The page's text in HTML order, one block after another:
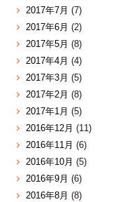
2017年7月 (7)
2017年6月 (2)
2017年5月 (8)
2017年4月 (4)
2017年3月 (5)
2017年2月 (8)
2017年1月 (5)
2016年12月 (11)
2016年11月 (6)
2016年10月 (5)
2016年9月 (6)
2016年8月 (8)